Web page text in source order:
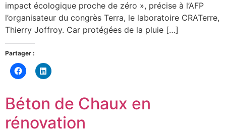
impact écologique proche de zéro », précise à l’AFP
l’organisateur du congrès Terra, le laboratoire CRATerre,
Thierry Joffroy. Car protégées de la pluie […]
Partager :
Cliquez
pour
Facebook(ouvre
dans
une
fenêtre)
Cliquez
pour
LinkedIn(ouvre
dans
une
nouvelle
fenêtre)
Béton de Chaux en
rénovation